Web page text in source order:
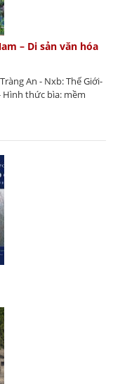
– Di sản văn hóa
An - Nxb: Thế Giới-
Hình thức bìa: mềm